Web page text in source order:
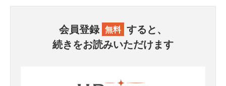
会員登録 無料 すると、
続きをお読みいただけます